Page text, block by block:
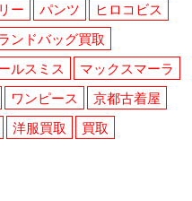
ー パンツ
ヒロコビス
ンドバッグ買取
ルスミス
マックスマーラ
ワンピース
京都古着屋
洋服買取
買取